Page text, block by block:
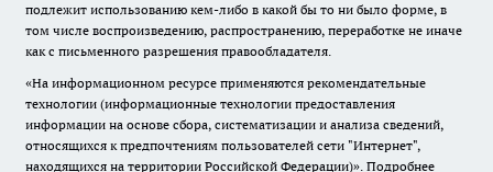
подлежит использованию кем-либо в какой бы то ни было форме, в
том числе воспроизведению, распространению, переработке не иначе
как с письменного разрешения правообладателя.
«На информационном ресурсе применяются рекомендательные
технологии (информационные технологии предоставления
информации на основе сбора, систематизации и анализа сведений,
относящихся к предпочтениям пользователей сети "Интернет",
находящихся на территории Российской Федерации)». Подробнее